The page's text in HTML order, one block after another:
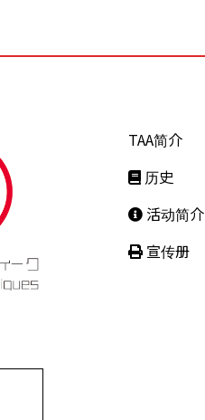
TAA简介
历史
活动简介
宣传册